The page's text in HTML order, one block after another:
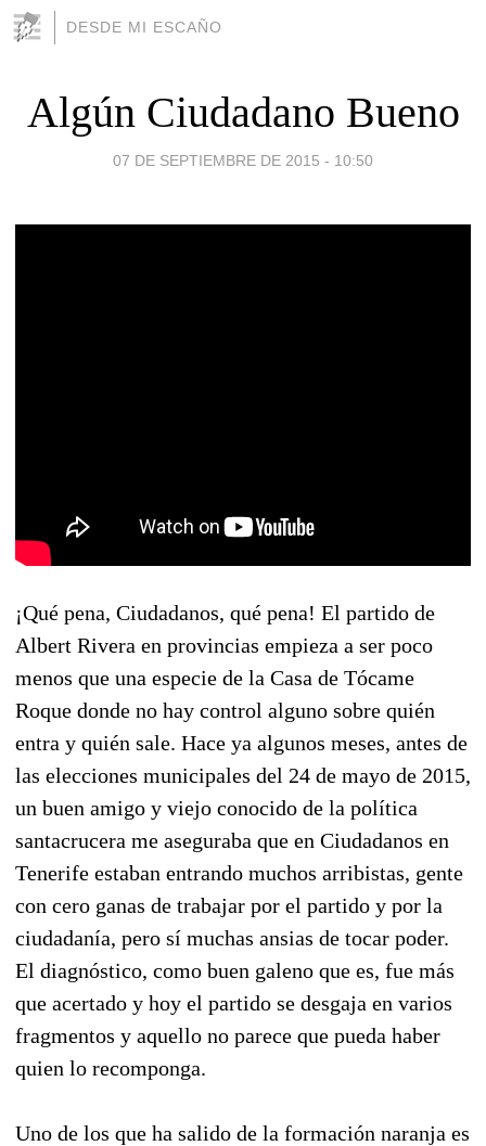
DESDE MI ESCAÑO
Algún Ciudadano Bueno
07 DE SEPTIEMBRE DE 2015 - 10:50
¡Qué pena, Ciudadanos, qué pena! El partido de
Albert Rivera en provincias empieza a ser poco
menos que una especie de la Casa de Tócame
Roque donde no hay control alguno sobre quién
entra y quién sale. Hace ya algunos meses, antes de
las elecciones municipales del 24 de mayo de 2015,
un buen amigo y viejo conocido de la política
santacrucera me aseguraba que en Ciudadanos en
Tenerife estaban entrando muchos arribistas, gente
con cero ganas de trabajar por el partido y por la
ciudadanía, pero sí muchas ansias de tocar poder.
El diagnóstico, como buen galeno que es, fue más
que acertado y hoy el partido se desgaja en varios
fragmentos y aquello no parece que pueda haber
quien lo recomponga.
Uno de los que ha salido de la formación naranja es